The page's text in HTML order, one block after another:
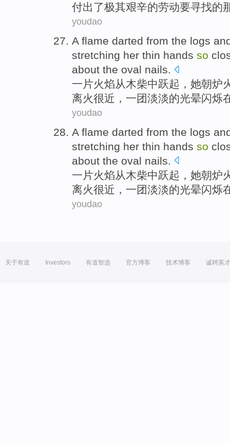
付出了极其艰辛的劳动要寻找的
youdao
A flame darted from the logs
stretching her thin hands so
about the oval nails.
一 片火焰从木柴中跃起 ， 她朝炉
离火很近，一团淡淡的光晕闪烁
youdao
A flame darted from the logs
stretching her thin hands so
about the oval nails
一 片火焰从木柴中跃起 ， 她朝炉
离火很近，一团淡淡的光晕闪烁
youdao
关于有道 Investors 有道智选 官方博客 技术博客 诚聘英才